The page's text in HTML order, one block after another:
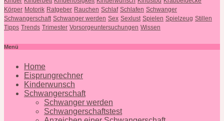
Körper Motorik Ratgeber Rauchen Schlaf Schlafen Schwanger
Schwangerschaft Schwanger werden Sex Sexlust Spielen Spielzeug Stillen
Tipps Trends Trimester Vorsorgeuntersuchungen Wissen
Menü
Home
Eisprungrechner
Kinderwunsch
Schwangerschaft
Schwanger werden
Schwangerschaftstest